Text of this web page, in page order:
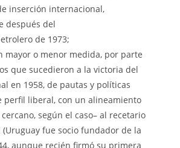
inserción internacional,
después del
de 1973;
mayor o menor medida, por parte
que sucedieron a la victoria del
en 1958, de pautas y políticas
perfil liberal, con un alineamiento
según el caso– al recetario
(Uruguay fue socio fundador de la
aunque recién firmó su primera